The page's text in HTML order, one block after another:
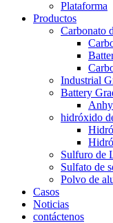
Plataforma
Productos
Carbonato
Industrial
Battery
hidróxido
Sulfuro de
Sulfato de
Polvo de
Casos
Noticias
contáctenos